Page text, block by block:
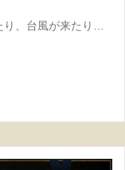
、台風が来たり…